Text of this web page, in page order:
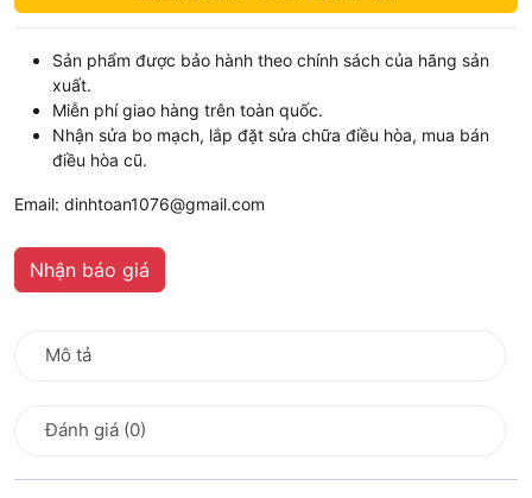
Sản phẩm được bảo hành theo chính sách của hãng sản
xuất.
Miễn phí giao hàng trên toàn quốc.
Nhận sửa bo mạch, lắp đặt sửa chữa điều hòa, mua bán
điều hòa cũ.
Email: dinhtoan1076@gmail.com
Nhận báo giá
Mô tả
Đánh giá (0)